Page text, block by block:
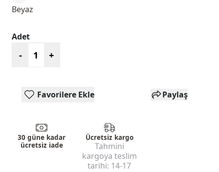
Beyaz
Adet
- +
Favorilere Ekle Paylaş
30 güne kadar
ücretsiz iade
Ücretsiz kargo
Tahmini
kargoya teslim
tarihi: 14-17